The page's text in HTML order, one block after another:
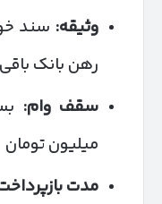
وثیقه: سند
رهن بانک
سقف وام:
میلیون تومان
مدت